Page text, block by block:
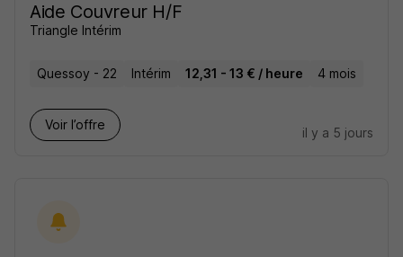
Aide Couvreur H/F
Triangle Intérim
Quessoy - 22 Intérim 12,31 - 13 € / heure 4 mois
Voir l’offre
il y a 5 jours